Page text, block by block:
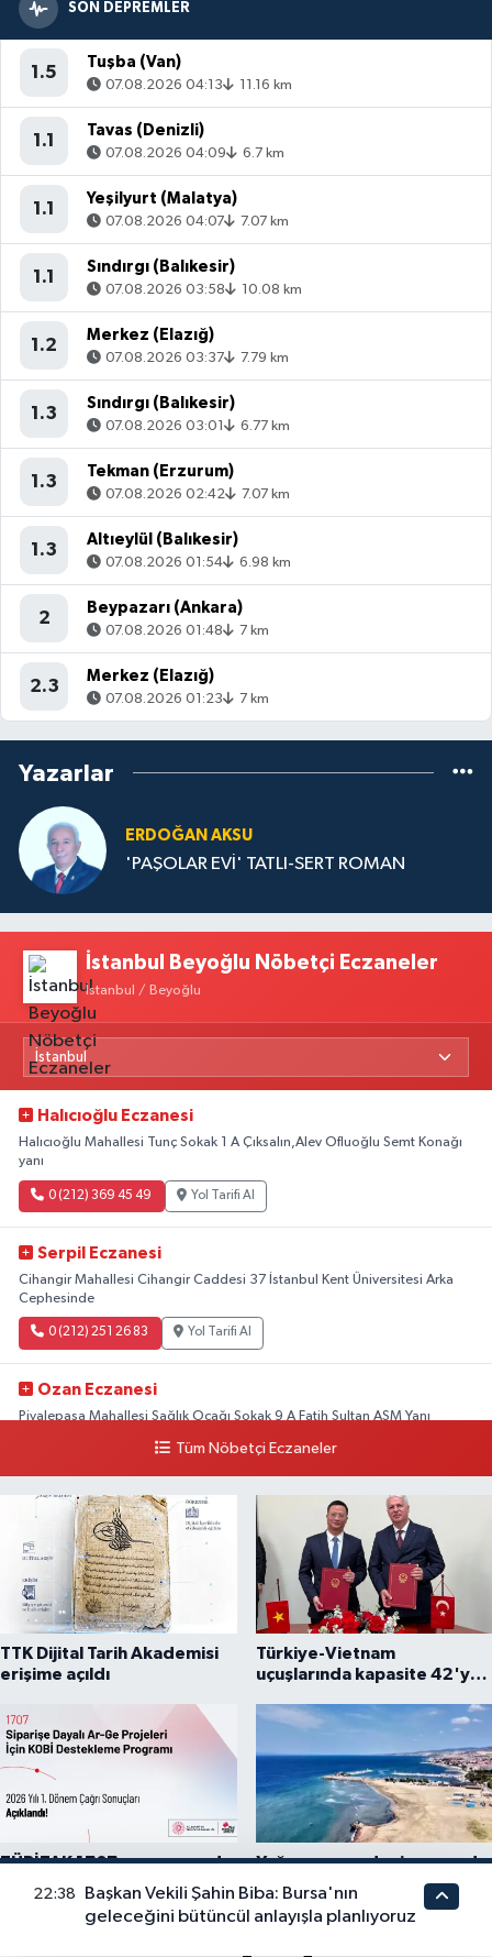
SON DEPREMLER
1.5
Tuşba (Van)
07.08.2026 04:13 11.16 km
1.1
Tavas (Denizli)
07.08.2026 04:09 6.7 km
1.1
Yeşilyurt (Malatya)
07.08.2026 04:07 7.07 km
1.1
Sındırgı (Balıkesir)
07.08.2026 03:58 10.08 km
1.2
Merkez (Elazığ)
07.08.2026 03:37 7.79 km
1.3
Sındırgı (Balıkesir)
07.08.2026 03:01 6.77 km
1.3
Tekman (Erzurum)
07.08.2026 02:42 7.07 km
1.3
Altıeylül (Balıkesir)
07.08.2026 01:54 6.98 km
2
Beypazarı (Ankara)
07.08.2026 01:48 7 km
2.3
Merkez (Elazığ)
07.08.2026 01:23 7 km
Yazarlar
ERDOĞAN AKSU
'PAŞOLAR EVİ' TATLI-SERT ROMAN
İstanbul Beyoğlu Nöbetçi Eczaneler
İstanbul / Beyoğlu
Halıcıoğlu Eczanesi
Halıcıoğlu Mahallesi Tunç Sokak 1 A Çıksalın,Alev Ofluoğlu Semt Konağı
yanı
0 (212) 369 45 49 Yol Tarifi Al
Serpil Eczanesi
Cihangir Mahallesi Cihangir Caddesi 37 İstanbul Kent Üniversitesi Arka
Cephesinde
0 (212) 251 26 83 Yol Tarifi Al
Ozan Eczanesi
Piyalepaşa Mahallesi Sağlık Ocağı Sokak 9 A Fatih Sultan ASM Yanı
Yol Tarifi Al
Tüm Nöbetçi Eczaneler
TTK Dijital Tarih Akademisi
erişime açıldı
Türkiye-Vietnam
uçuşlarında kapasite 42'ye
TÜBİTAK 1707 programında
2026 yılı ilk dönem sonuçları
açıklandı
Yağış sonrası deniz uyarısı!
Bulanık ve kötü kokulu suda
yüzmeyin
22:38
Başkan Vekili Şahin Biba: Bursa'nın
geleceğini bütüncül anlayışla planlıyoruz